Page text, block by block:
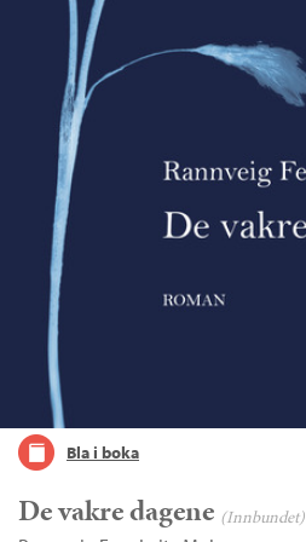
Bla i boka
De vakre dagene (Innbundet)